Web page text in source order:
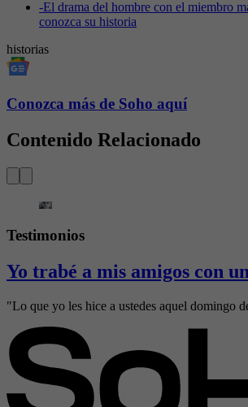
-El drama del hombre con el miembro
conozca su historia
historias
Conozca más de Soho aquí
Contenido Relacionado
Testimonios
Yo trabé a mis amigos con
"Lo que yo les hice a ustedes aquel domingo